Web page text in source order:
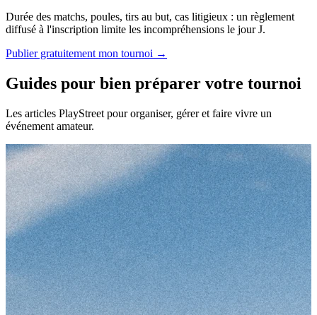
Durée des matchs, poules, tirs au but, cas litigieux : un règlement
diffusé à l'inscription limite les incompréhensions le jour J.
Publier gratuitement mon tournoi →
Guides pour bien préparer votre tournoi
Les articles PlayStreet pour organiser, gérer et faire vivre un
événement amateur.